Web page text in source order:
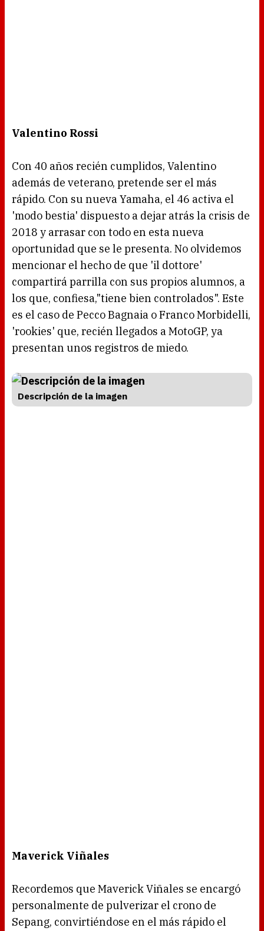
Valentino Rossi
Con 40 años recién cumplidos, Valentino
además de veterano, pretende ser el más
rápido. Con su nueva Yamaha, el 46 activa el
'modo bestia' dispuesto a dejar atrás la crisis de
2018 y arrasar con todo en esta nueva
oportunidad que se le presenta. No olvidemos
mencionar el hecho de que 'il dottore'
compartirá parrilla con sus propios alumnos, a
los que, confiesa,"tiene bien controlados". Este
es el caso de Pecco Bagnaia o Franco Morbidelli,
'rookies' que, recién llegados a MotoGP, ya
presentan unos registros de miedo.
Descripción de la imagen
Maverick Viñales
Recordemos que Maverick Viñales se encargó
personalmente de pulverizar el crono de
Sepang, convirtiéndose en el más rápido el